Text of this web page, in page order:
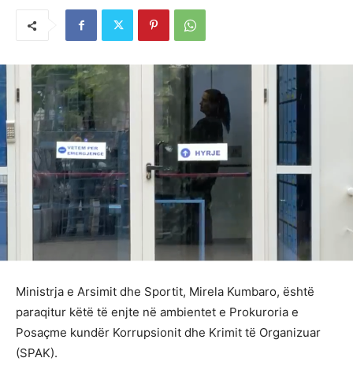
Ministrja e Arsimit dhe Sportit, Mirela Kumbaro, është
paraqitur këtë të enjte në ambientet e Prokuroria e
Posaçme kundër Korrupsionit dhe Krimit të Organizuar
(SPAK).